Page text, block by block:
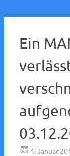
Ein
4. Januar